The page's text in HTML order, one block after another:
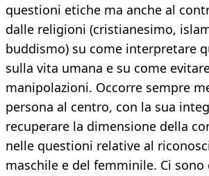
questioni etiche ma anche al
dalle religioni (cristianesimo,
buddismo) su come interpretare
sulla vita umana e su come
manipolazioni. Occorre sempre
persona al centro, con la sua
recuperare la dimensione della
nelle questioni relative al
maschile e del femminile. Ci sono